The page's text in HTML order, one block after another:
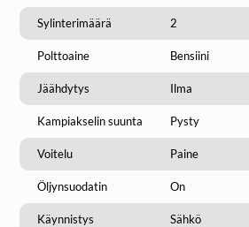
Sylinterimäärä 2
Polttoaine Bensiini
Jäähdytys Ilma
Kampiakselin suunta Pysty
Voitelu Paine
Öljynsuodatin On
Käynnistys Sähkö